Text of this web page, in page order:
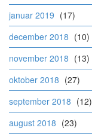
januar 2019 (17)
december 2018 (10)
november 2018 (13)
oktober 2018 (27)
september 2018 (12)
august 2018 (23)